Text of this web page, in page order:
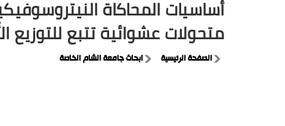
أساسيات المحاكاة
متحولات عشوائية تتبع للتوزيع
الصفحة الرئيسية ابحاث جامعة الشام الخاصة